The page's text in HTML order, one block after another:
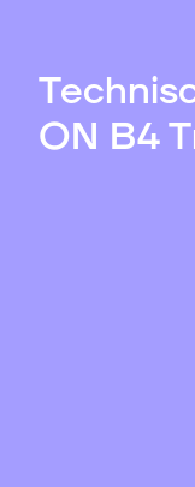
ON B4